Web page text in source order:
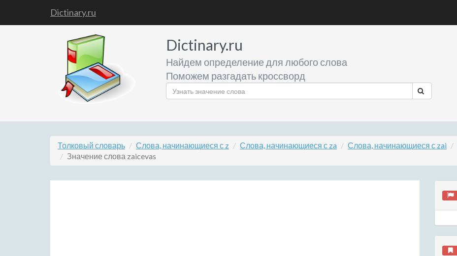
Dictinary.ru
Dictinary.ru
Найдем определение для любого слова
Поможем разгадать кроссворд
Толковый словарь Слова, начинающиеся с z Слова, начинающиеся с za Слова, начинающиеся с zai
Значение слова zaicevas